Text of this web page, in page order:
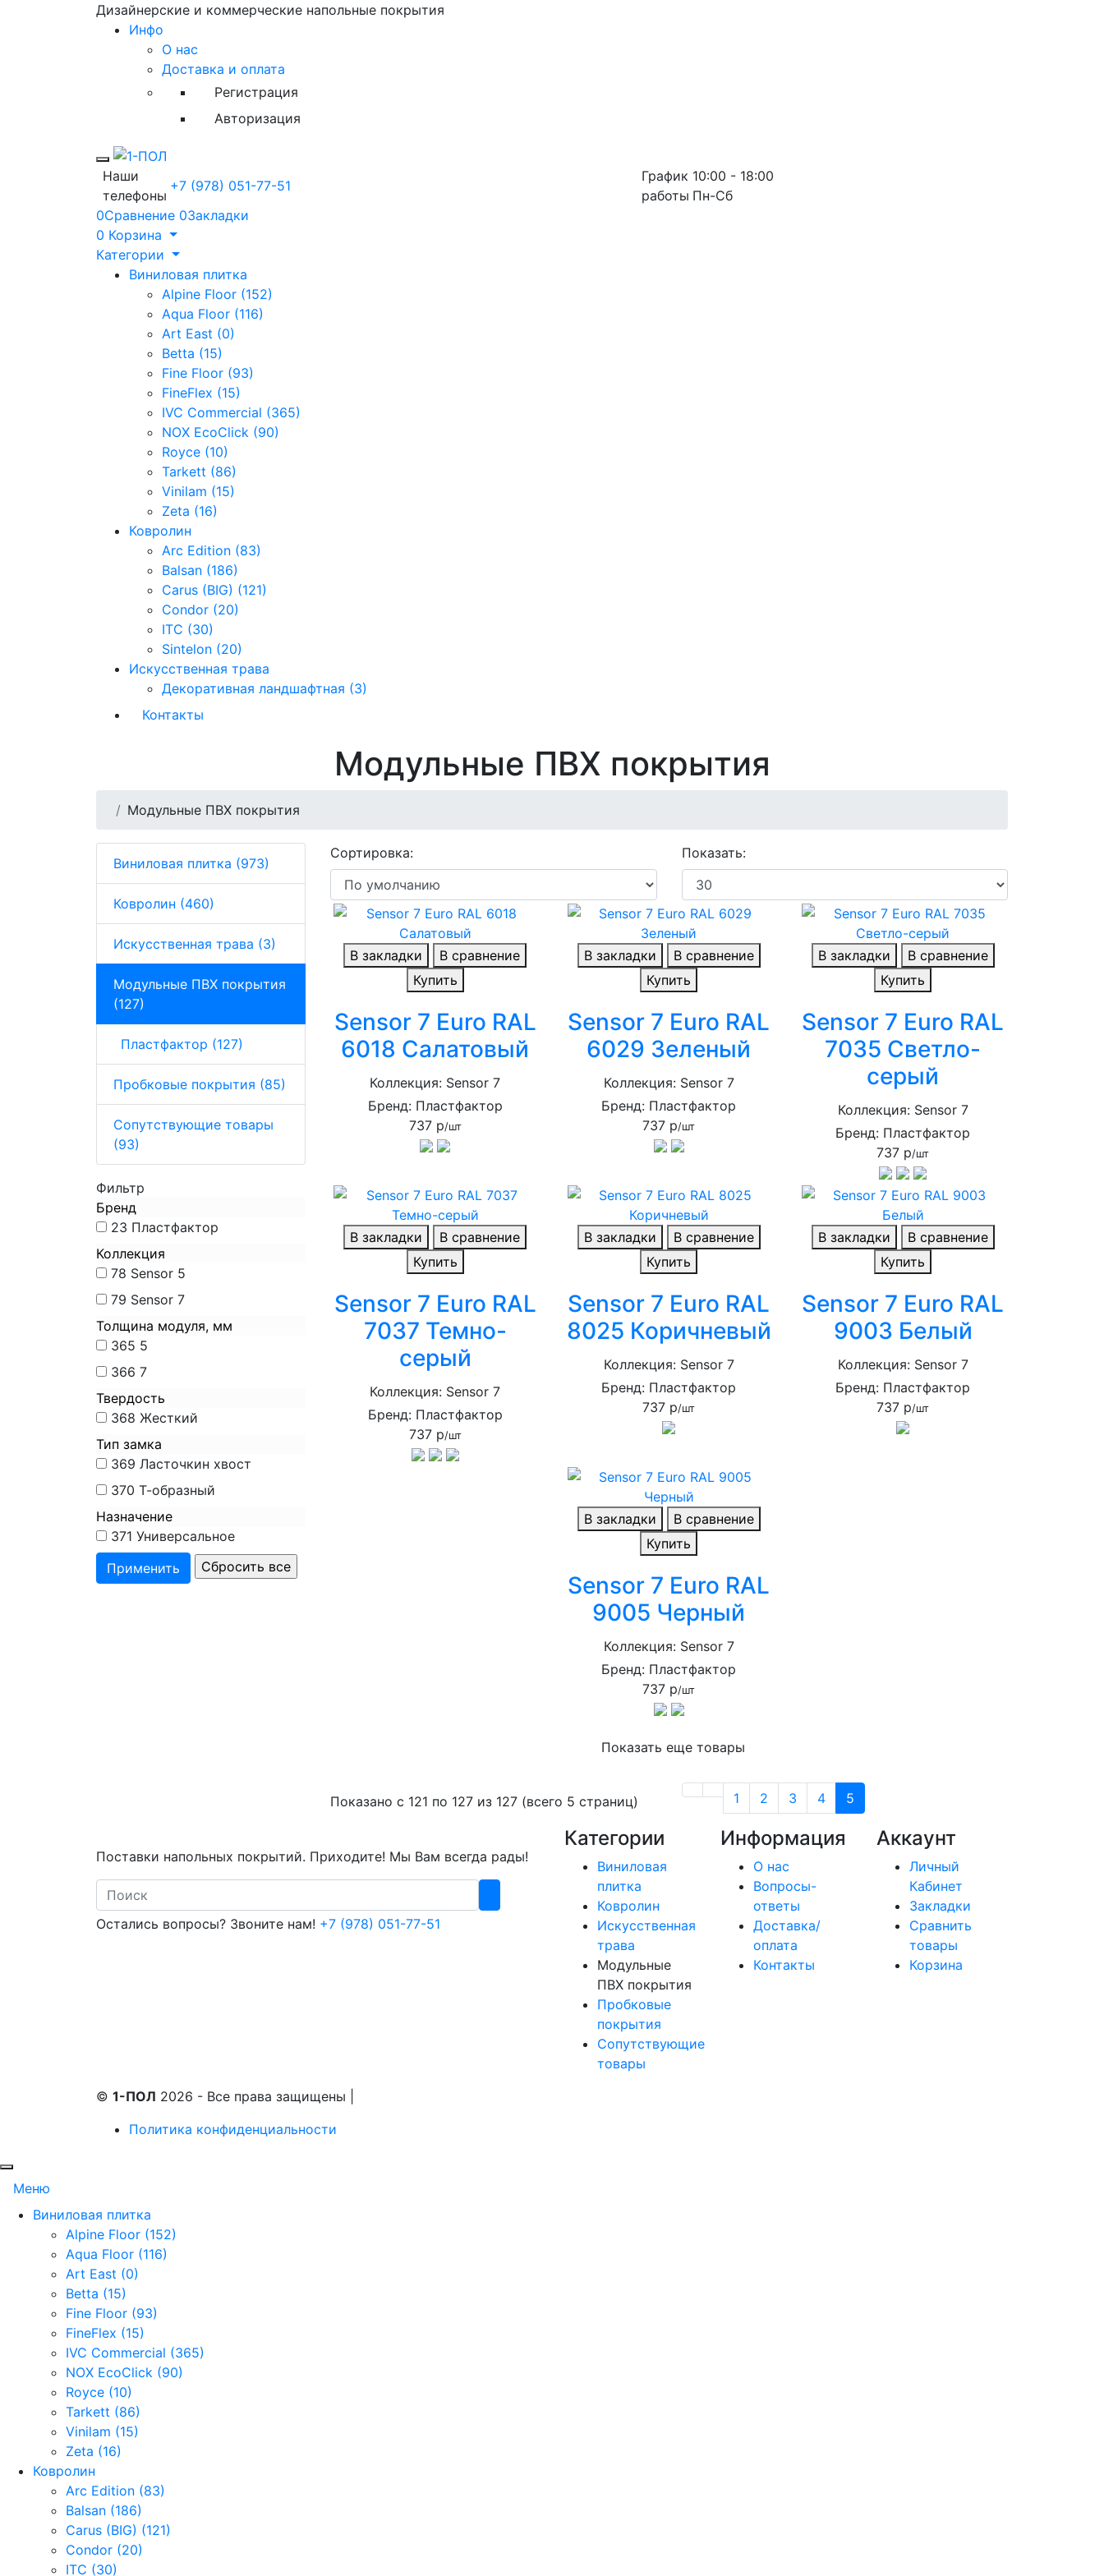
Дизайнерские и коммерческие напольные покрытия
Инфо
О нас
Доставка и оплата
Регистрация
Авторизация
Toggle mobile menu
Наши
телефоны
+7 (978) 051-77-51
График
работы
10:00 - 18:00
Пн-Сб
0Сравнение 0Закладки
0 Корзина
Категории
Виниловая плитка
Alpine Floor (152)
Aqua Floor (116)
Art East (0)
Betta (15)
Fine Floor (93)
FineFlex (15)
IVC Commercial (365)
NOX EcoClick (90)
Royce (10)
Tarkett (86)
Vinilam (15)
Zeta (16)
Ковролин
Arc Edition (83)
Balsan (186)
Carus (BIG) (121)
Condor (20)
ITC (30)
Sintelon (20)
Искусственная трава
Декоративная ландшафтная (3)
Контакты
Модульные ПВХ покрытия
Модульные ПВХ покрытия
Виниловая плитка (973)
Ковролин (460)
Искусственная трава (3)
Модульные ПВХ покрытия
(127)
Пластфактор (127)
Пробковые покрытия (85)
Сопутствующие товары
(93)
Фильтр
Бренд
23 Пластфактор
Коллекция
78 Sensor 5
79 Sensor 7
Толщина модуля, мм
365 5
366 7
Твердость
368 Жесткий
Тип замка
369 Ласточкин хвост
370 Т-образный
Назначение
371 Универсальное
Сортировка: Показать:
В закладки
В сравнение
Купить
Sensor 7 Euro RAL
6018 Салатовый
Коллекция: Sensor 7
Бренд: Пластфактор
737 р/шт
В закладки
В сравнение
Купить
Sensor 7 Euro RAL
6029 Зеленый
Коллекция: Sensor 7
Бренд: Пластфактор
737 р/шт
В закладки
В сравнение
Купить
Sensor 7 Euro RAL
7035 Светло-
серый
Коллекция: Sensor 7
Бренд: Пластфактор
737 р/шт
В закладки
В сравнение
Купить
Sensor 7 Euro RAL
7037 Темно-
серый
Коллекция: Sensor 7
Бренд: Пластфактор
737 р/шт
В закладки
В сравнение
Купить
Sensor 7 Euro RAL
8025 Коричневый
Коллекция: Sensor 7
Бренд: Пластфактор
737 р/шт
В закладки
В сравнение
Купить
Sensor 7 Euro RAL
9003 Белый
Коллекция: Sensor 7
Бренд: Пластфактор
737 р/шт
В закладки
В сравнение
Купить
Sensor 7 Euro RAL
9005 Черный
Коллекция: Sensor 7
Бренд: Пластфактор
737 р/шт
Показать еще товары
Показано с 121 по 127 из 127 (всего 5 страниц) 1 2 3 4 5
Поставки напольных покрытий. Приходите! Мы Вам всегда рады!
Search
Остались вопросы? Звоните нам! +7 (978) 051-77-51
Категории
Виниловая
плитка
Ковролин
Искусственная
трава
Модульные
ПВХ покрытия
Пробковые
покрытия
Сопутствующие
товары
Информация
О нас
Вопросы-
ответы
Доставка/
оплата
Контакты
Аккаунт
Личный
Кабинет
Закладки
Сравнить
товары
Корзина
© 1-ПОЛ 2026 - Все права защищены
Политика конфиденциальности
Меню
Виниловая плитка
Alpine Floor (152)
Aqua Floor (116)
Art East (0)
Betta (15)
Fine Floor (93)
FineFlex (15)
IVC Commercial (365)
NOX EcoClick (90)
Royce (10)
Tarkett (86)
Vinilam (15)
Zeta (16)
Ковролин
Arc Edition (83)
Balsan (186)
Carus (BIG) (121)
Condor (20)
ITC (30)